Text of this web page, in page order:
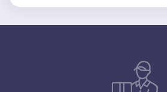
Koleos 25i 08>